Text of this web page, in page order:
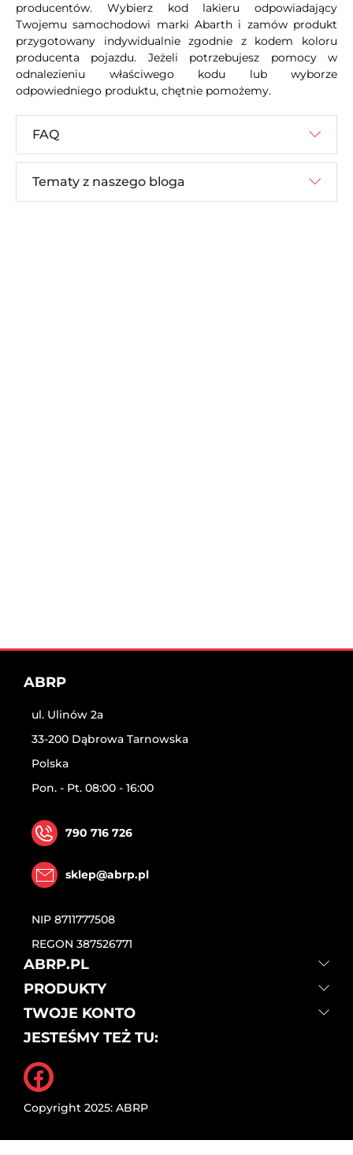
producentów. Wybierz kod lakieru odpowiadający
Twojemu samochodowi marki Abarth i zamów produkt
przygotowany indywidualnie zgodnie z kodem koloru
producenta pojazdu. Jeżeli potrzebujesz pomocy w
odnalezieniu właściwego kodu lub wyborze
odpowiedniego produktu, chętnie pomożemy.
FAQ
Tematy z naszego bloga
ABRP
ul. Ulinów 2a
33-200 Dąbrowa Tarnowska
Polska
Pon. - Pt. 08:00 - 16:00
790 716 726
sklep@abrp.pl
NIP 8711777508
REGON 387526771
ABRP.PL
PRODUKTY
TWOJE KONTO
JESTEŚMY TEŻ TU:
Copyright 2025: ABRP